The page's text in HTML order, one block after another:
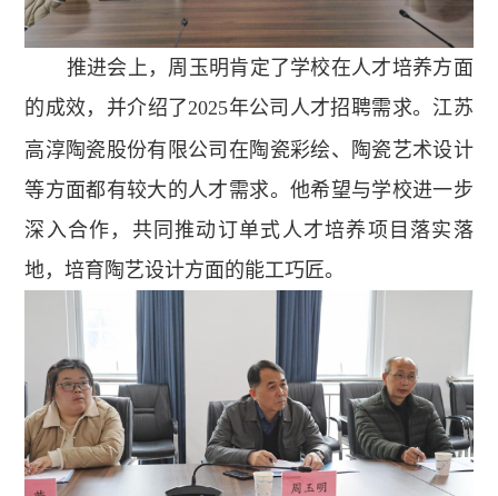
推进会上，周玉明肯定了学校在人才培养方面
的成效，并介绍了2025年公司人才招聘需求。江苏
高淳陶瓷股份有限公司在陶瓷彩绘、陶瓷艺术设计
等方面都有较大的人才需求。他希望与学校进一步
深入合作，共同推动订单式人才培养项目落实落
地，培育陶艺设计方面的能工巧匠。